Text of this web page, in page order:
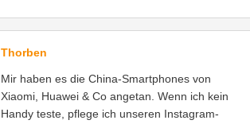
Thorben
Mir haben es die China-Smartphones von
Xiaomi, Huawei & Co angetan. Wenn ich kein
Handy teste, pflege ich unseren Instagram-